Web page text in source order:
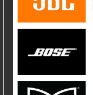
Amply Bosch
Liên hệ